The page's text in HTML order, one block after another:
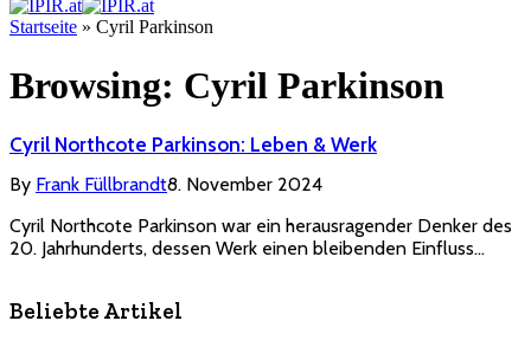
Startseite » Cyril Parkinson
Browsing: Cyril Parkinson
Cyril Northcote Parkinson: Leben & Werk
By Frank Füllbrandt8. November 2024
Cyril Northcote Parkinson war ein herausragender Denker des
20. Jahrhunderts, dessen Werk einen bleibenden Einfluss…
Beliebte Artikel